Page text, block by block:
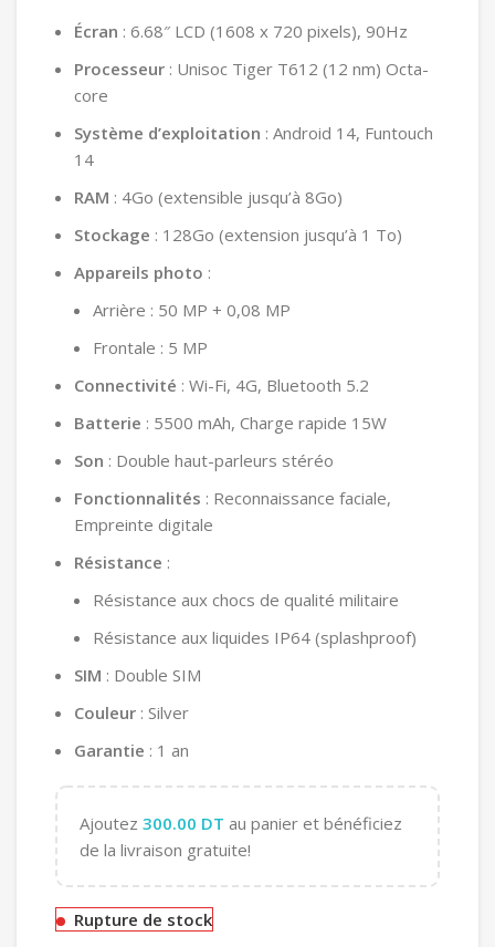
Écran : 6.68″ LCD (1608 x 720 pixels), 90Hz
Processeur : Unisoc Tiger T612 (12 nm) Octa-
core
Système d’exploitation : Android 14, Funtouch
14
RAM : 4Go (extensible jusqu’à 8Go)
Stockage : 128Go (extension jusqu’à 1 To)
Appareils photo :
Arrière : 50 MP + 0,08 MP
Frontale : 5 MP
Connectivité : Wi-Fi, 4G, Bluetooth 5.2
Batterie : 5500 mAh, Charge rapide 15W
Son : Double haut-parleurs stéréo
Fonctionnalités : Reconnaissance faciale,
Empreinte digitale
Résistance :
Résistance aux chocs de qualité militaire
Résistance aux liquides IP64 (splashproof)
SIM : Double SIM
Couleur : Silver
Garantie : 1 an
Ajoutez 300.00 DT au panier et bénéficiez
de la livraison gratuite!
Rupture de stock